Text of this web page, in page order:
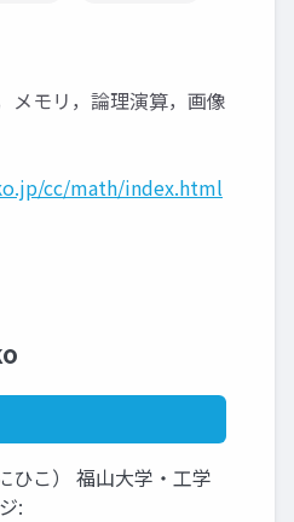
メモリ，論理演算，画像
cc/math/index.html
ひこ） 福山大学・工学
: